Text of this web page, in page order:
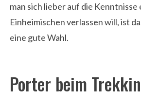
man sich lieber auf die Kenntnisse
Einheimischen verlassen will, ist
eine gute Wahl.
Porter beim